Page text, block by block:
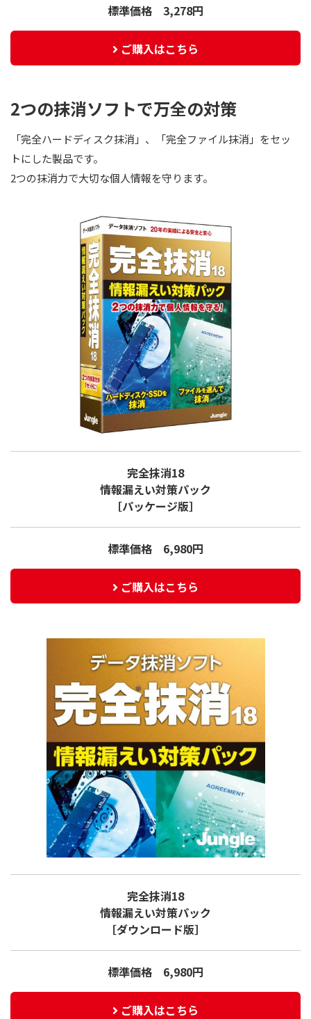
標準価格 3,278円
ご購入はこちら
2つの抹消ソフトで万全の対策
「完全ハードディスク抹消」、「完全ファイル抹消」をセッ
トにした製品です。
2つの抹消力で大切な個人情報を守ります。
完全抹消18
情報漏えい対策パック
［パッケージ版］
標準価格 6,980円
ご購入はこちら
完全抹消18
情報漏えい対策パック
［ダウンロード版］
標準価格 6,980円
ご購入はこちら